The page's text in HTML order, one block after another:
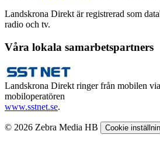
Landskrona Direkt är registrerad som
radio och tv.
Våra lokala samarbetspartners
Landskrona Direkt ringer från mobilen
mobiloperatören
www.sstnet.se.
© 2026 Zebra Media HB Cookie